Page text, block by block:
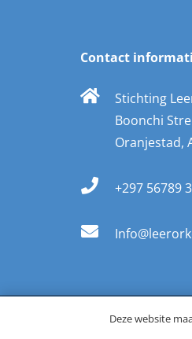
Contact
Stichting
Boonchi
Oranjestad,
+297 56789
Deze website